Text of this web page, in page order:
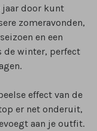
door kunt
zomeravonden,
en een
de winter, perfect
effect van de
er net onderuit,
aan je outfit.